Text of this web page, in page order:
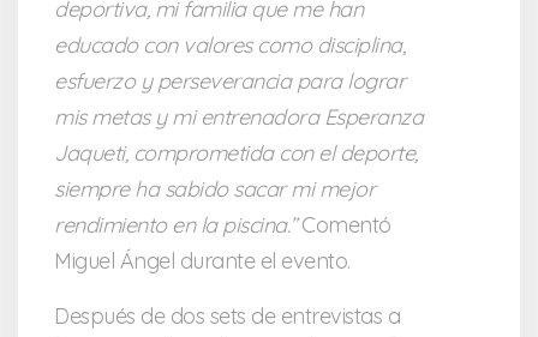
deportiva, mi familia que me han
educado con valores como disciplina,
esfuerzo y perseverancia para lograr
mis metas y mi entrenadora Esperanza
Jaqueti, comprometida con el deporte,
siempre ha sabido sacar mi mejor
rendimiento en la piscina.”Comentó
Miguel Ángel durante el evento.
Después de dos sets de entrevistas a